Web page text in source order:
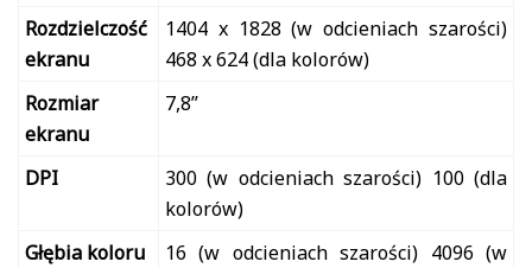
Rozdzielczość
ekranu
1404 x 1828 (w odcieniach szarości)
468 x 624 (dla kolorów)
Rozmiar
ekranu
7,8”
DPI
300 (w odcieniach szarości) 100 (dla
kolorów)
Głębia koloru
16 (w odcieniach szarości) 4096 (w